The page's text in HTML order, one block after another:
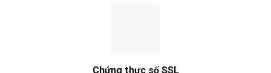
Chứng thực số SSL